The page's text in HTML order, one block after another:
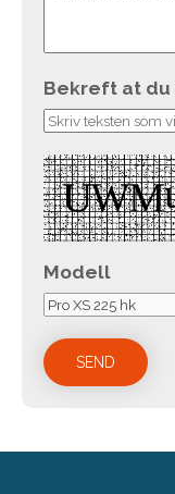
Bekreft at du
Modell